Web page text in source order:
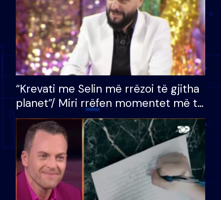
“Krevati me Selin më rrëzoi të gjitha
planet”/ Miri rrëfen momentet më të
bukura në shtëpinë e BB VIP: Do më
mungojë zilja e mëngjesit kur…